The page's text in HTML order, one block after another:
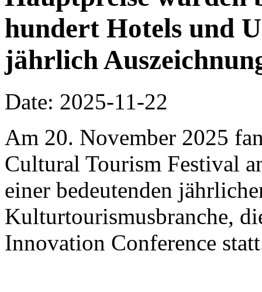
hundert Hotels und
jährlich
Date: 2025-11-22
Am 20. November 2025
Cultural Tourism Festival
einer bedeutenden
Kulturtourismusbranche,
Innovation Conference